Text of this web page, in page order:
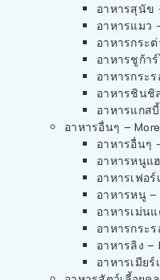
อาหารสุนัข
อาหารแมว
อาหารกระ
อาหารชูก้า
อาหารกระ
อาหารชินชิ
อาหารแกส
อาหารอื่นๆ –
อาหารอื่นๆ
อาหารหนูแ
อาหารเฟอร์
อาหารหนู –
อาหารเม่น
อาหารกระ
อาหารลิง –
อาหารเมีย